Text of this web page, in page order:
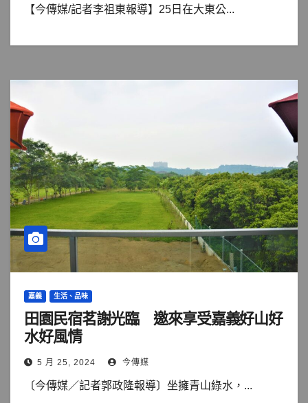
【今傳媒/記者李祖東報導】25日在大東公...
嘉義 生活、品味
田園民宿茗謝光臨 邀來享受嘉義好山好
水好風情
5 月 25, 2024 今傳媒
〔今傳媒／記者郭政隆報導〕坐擁青山綠水，...